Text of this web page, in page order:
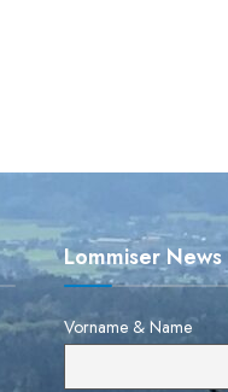
Lommiser News
Vorname & Name